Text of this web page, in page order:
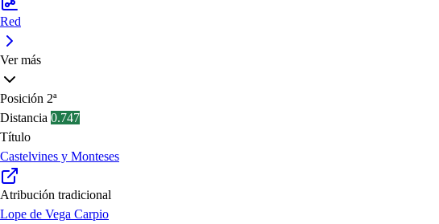
Red
Ver más
Posición 2ª
Distancia 0.747
Título
Castelvines y Monteses
Atribución tradicional
Lope de Vega Carpio